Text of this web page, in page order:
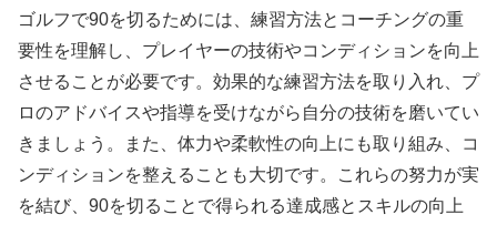
ゴルフで90を切るためには、練習方法とコーチングの重
要性を理解し、プレイヤーの技術やコンディションを向上
させることが必要です。効果的な練習方法を取り入れ、プ
ロのアドバイスや指導を受けながら自分の技術を磨いてい
きましょう。また、体力や柔軟性の向上にも取り組み、コ
ンディションを整えることも大切です。これらの努力が実
を結び、90を切ることで得られる達成感とスキルの向上